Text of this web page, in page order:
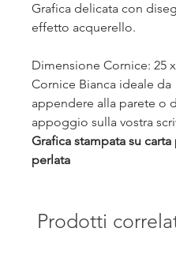
Grafica delicata con
effetto acquerello.
Dimensione Cornice: 25
Cornice Bianca ideale da
appendere alla parete o
appoggio sulla vostra
Grafica stampata su
perlata
Prodotti